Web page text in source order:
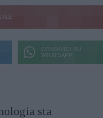
CONDIVIDI SU
WHATSAPP
sta